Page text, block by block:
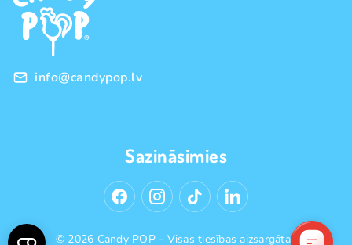
Privātuma politika
Vairumtirdzniecība
info@candypop.lv
Sazināsimies
© 2026 Candy POP - Visas tiesības aizsargātas